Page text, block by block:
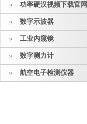
功率硬汉视频下载官网
数字示波器
工业内窥镜
数字测力计
航空电子检测仪器